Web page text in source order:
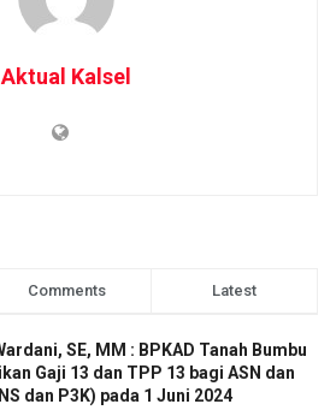
Aktual Kalsel
Comments Latest
SE, MM : BPKAD Tanah Bumbu
Gaji 13 dan TPP 13 bagi ASN dan
dan P3K) pada 1 Juni 2024